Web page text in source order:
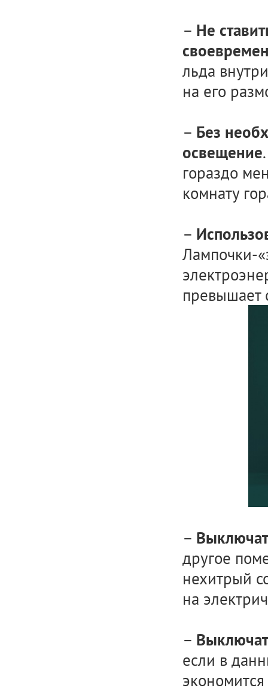
– Не
льда
на его
– Без
освещение
гораздо
комнату
–
Лампочки-
превышает
–
другое
нехитрый
на
–
если в